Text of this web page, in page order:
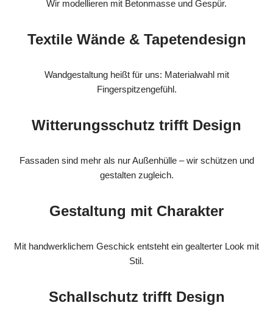
Wir modellieren mit Betonmasse und Gespür.
Textile Wände & Tapetendesign
Wandgestaltung heißt für uns: Materialwahl mit
Fingerspitzengefühl.
Witterungsschutz trifft Design
Fassaden sind mehr als nur Außenhülle – wir schützen und
gestalten zugleich.
Gestaltung mit Charakter
Mit handwerklichem Geschick entsteht ein gealterter Look mit
Stil.
Schallschutz trifft Design